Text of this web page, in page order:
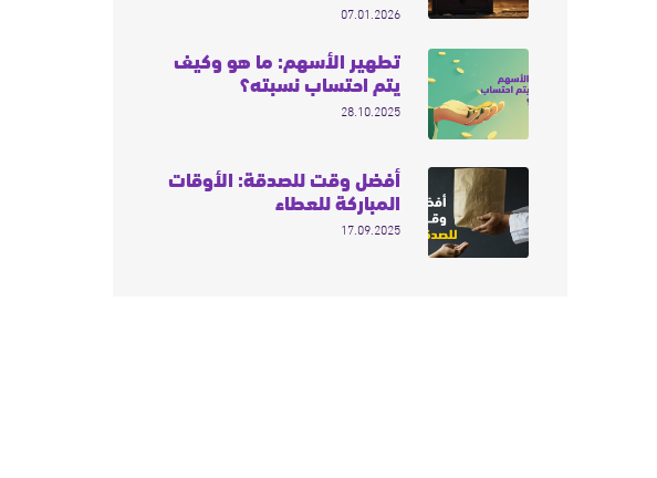
07.01.2026
تطهير الأسهم: ما هو وكيف
يتم احتساب نسبته؟
28.10.2025
أفضل وقت للصدقة: الأوقات
المباركة للعطاء
17.09.2025